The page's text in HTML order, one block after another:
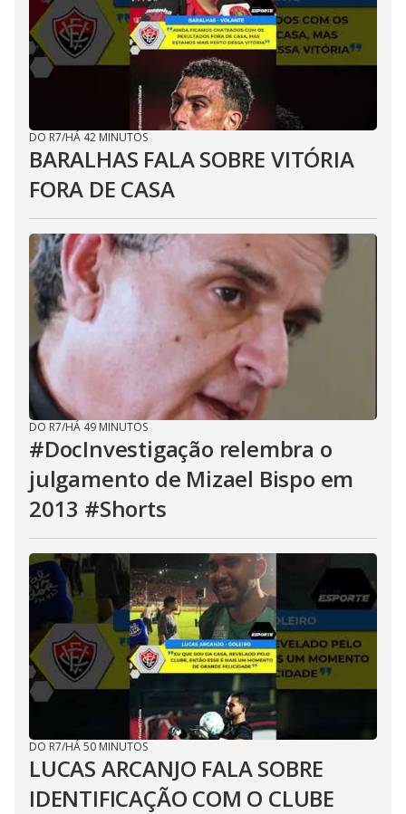
DO R7/HÁ 42 MINUTOS
BARALHAS FALA SOBRE VITÓRIA
FORA DE CASA
DO R7/HÁ 49 MINUTOS
#DocInvestigação relembra o
julgamento de Mizael Bispo em
2013 #Shorts
DO R7/HÁ 50 MINUTOS
LUCAS ARCANJO FALA SOBRE
IDENTIFICAÇÃO COM O CLUBE